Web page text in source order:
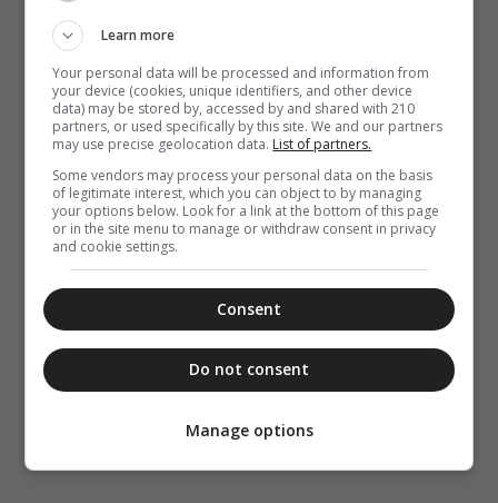
Learn more
Your personal data will be processed and information from
your device (cookies, unique identifiers, and other device
data) may be stored by, accessed by and shared with 210
partners, or used specifically by this site. We and our partners
may use precise geolocation data. List of partners.
Some vendors may process your personal data on the basis
of legitimate interest, which you can object to by managing
your options below. Look for a link at the bottom of this page
or in the site menu to manage or withdraw consent in privacy
and cookie settings.
Consent
Do not consent
Manage options